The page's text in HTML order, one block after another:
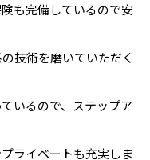
も完備しているので安
技術を磨いていただく
いるので、ステップア
ライベートも充実しま